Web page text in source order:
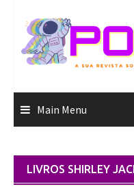
content
Main Menu
LIVROS SHIRLEY